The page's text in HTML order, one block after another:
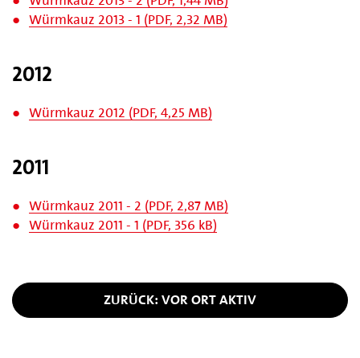
Würmkauz 2013 - 1 (PDF, 2,32 MB)
2012
Würmkauz 2012 (PDF, 4,25 MB)
2011
Würmkauz 2011 - 2 (PDF, 2,87 MB)
Würmkauz 2011 - 1 (PDF, 356 kB)
ZURÜCK: VOR ORT AKTIV